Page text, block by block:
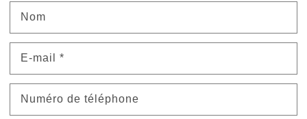
Nom
E-mail *
Numéro de téléphone